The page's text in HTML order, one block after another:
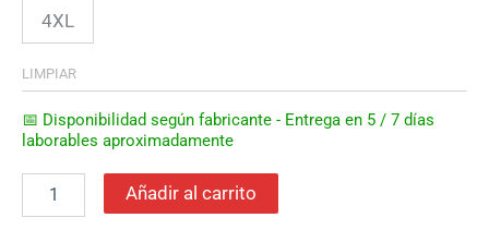
4XL
LIMPIAR
📅 Disponibilidad según fabricante - Entrega en 5 / 7 días
laborables aproximadamente
Añadir al carrito